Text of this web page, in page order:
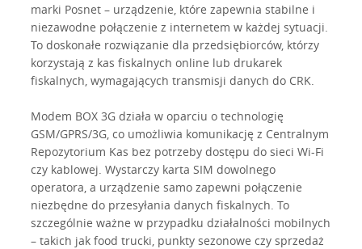
marki Posnet – urządzenie, które zapewnia stabilne i
niezawodne połączenie z internetem w każdej sytuacji.
To doskonałe rozwiązanie dla przedsiębiorców, którzy
korzystają z kas fiskalnych online lub drukarek
fiskalnych, wymagających transmisji danych do CRK.
Modem BOX 3G działa w oparciu o technologię
GSM/GPRS/3G, co umożliwia komunikację z Centralnym
Repozytorium Kas bez potrzeby dostępu do sieci Wi-Fi
czy kablowej. Wystarczy karta SIM dowolnego
operatora, a urządzenie samo zapewni połączenie
niezbędne do przesyłania danych fiskalnych. To
szczególnie ważne w przypadku działalności mobilnych
– takich jak food trucki, punkty sezonowe czy sprzedaż